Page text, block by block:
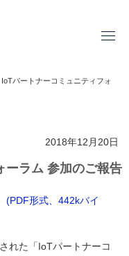
IoTパートナーコミュニティフォ
2018年12月20日
ーラム 参加のご報告
(PDF形式、442kバイ
れた「IoTパートナーコ